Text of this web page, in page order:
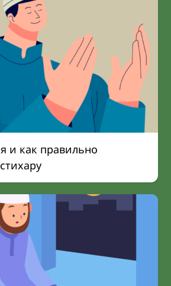
и как правильно